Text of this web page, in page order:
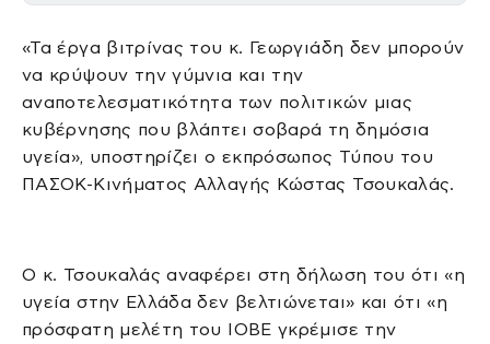
«Τα έργα βιτρίνας του κ. Γεωργιάδη δεν μπορούν
να κρύψουν την γύμνια και την
αναποτελεσματικότητα των πολιτικών μιας
κυβέρνησης που βλάπτει σοβαρά τη δημόσια
υγεία», υποστηρίζει ο εκπρόσωπος Τύπου του
ΠΑΣΟΚ-Κινήματος Αλλαγής Κώστας Τσουκαλάς.
Ο κ. Τσουκαλάς αναφέρει στη δήλωση του ότι «η
υγεία στην Ελλάδα δεν βελτιώνεται» και ότι «η
πρόσφατη μελέτη του ΙΟΒΕ γκρέμισε την